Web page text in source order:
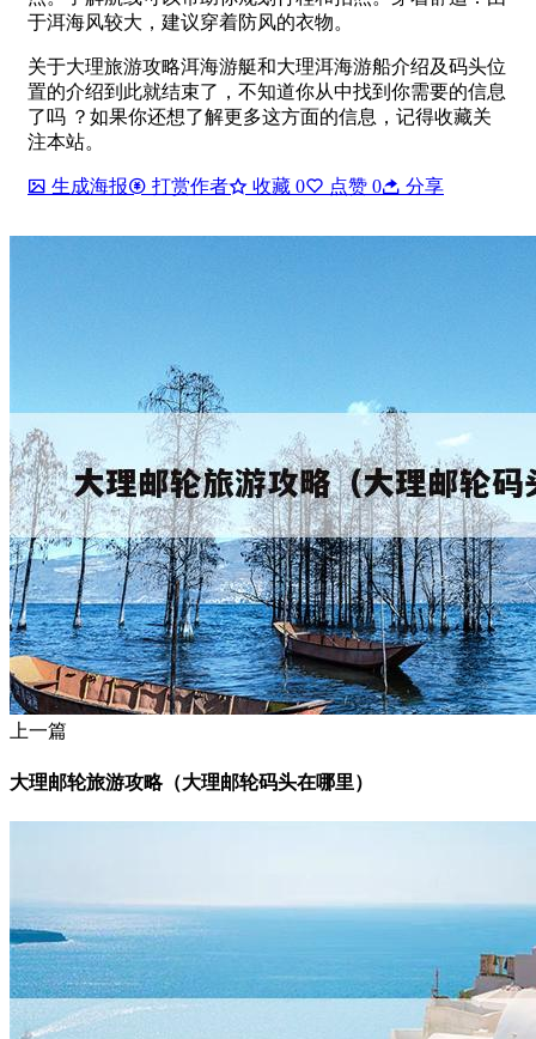
于洱海风较大，建议穿着防风的衣物。
关于大理旅游攻略洱海游艇和大理洱海游船介绍及码头位
置的介绍到此就结束了，不知道你从中找到你需要的信息
了吗 ？如果你还想了解更多这方面的信息，记得收藏关
注本站。
生成海报 打赏作者 收藏 0 点赞 0 分享
上一篇
大理邮轮旅游攻略（大理邮轮码头在哪里）